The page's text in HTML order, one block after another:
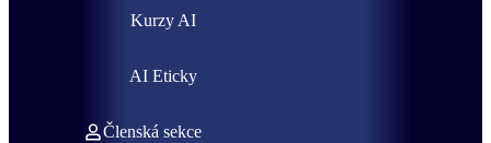
Kurzy AI
AI Eticky
Členská sekce